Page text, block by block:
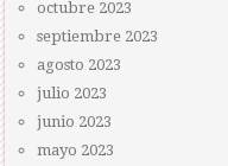
octubre 2023
septiembre 2023
agosto 2023
julio 2023
junio 2023
mayo 2023